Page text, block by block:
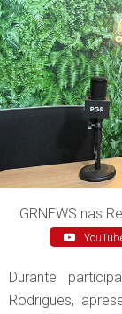
GRNEWS nas
Durante
Rodrigues,